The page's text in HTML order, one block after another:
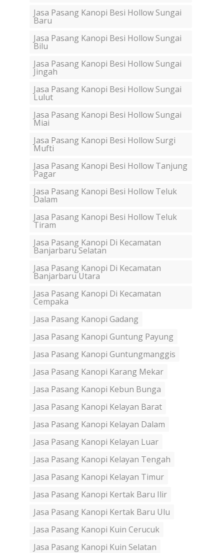
Jasa Pasang Kanopi Besi Hollow Sungai
Baru
Jasa Pasang Kanopi Besi Hollow Sungai
Bilu
Jasa Pasang Kanopi Besi Hollow Sungai
Jingah
Jasa Pasang Kanopi Besi Hollow Sungai
Lulut
Jasa Pasang Kanopi Besi Hollow Sungai
Miai
Jasa Pasang Kanopi Besi Hollow Surgi
Mufti
Jasa Pasang Kanopi Besi Hollow Tanjung
Pagar
Jasa Pasang Kanopi Besi Hollow Teluk
Dalam
Jasa Pasang Kanopi Besi Hollow Teluk
Tiram
Jasa Pasang Kanopi Di Kecamatan
Banjarbaru Selatan
Jasa Pasang Kanopi Di Kecamatan
Banjarbaru Utara
Jasa Pasang Kanopi Di Kecamatan
Cempaka
Jasa Pasang Kanopi Gadang
Jasa Pasang Kanopi Guntung Payung
Jasa Pasang Kanopi Guntungmanggis
Jasa Pasang Kanopi Karang Mekar
Jasa Pasang Kanopi Kebun Bunga
Jasa Pasang Kanopi Kelayan Barat
Jasa Pasang Kanopi Kelayan Dalam
Jasa Pasang Kanopi Kelayan Luar
Jasa Pasang Kanopi Kelayan Tengah
Jasa Pasang Kanopi Kelayan Timur
Jasa Pasang Kanopi Kertak Baru Ilir
Jasa Pasang Kanopi Kertak Baru Ulu
Jasa Pasang Kanopi Kuin Cerucuk
Jasa Pasang Kanopi Kuin Selatan